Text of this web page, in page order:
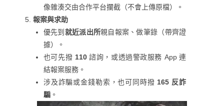
像雜湊交由合作平台攔截（不會上傳原檔）。
報案與求助
優先到 就近派出所親自報案、做筆錄（帶齊證
據）。
也可先撥 110諮詢，或透過警政服務 App 連
結報案服務。
涉及詐騙或金錢勒索，也可同時撥 165 反詐
騙。